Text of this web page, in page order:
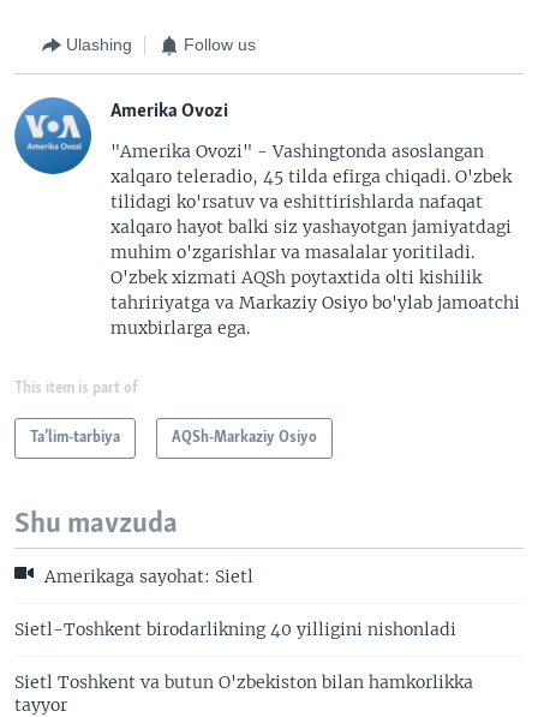
Ulashing Follow us
Amerika Ovozi
"Amerika Ovozi" - Vashingtonda asoslangan
xalqaro teleradio, 45 tilda efirga chiqadi. O'zbek
tilidagi ko'rsatuv va eshittirishlarda nafaqat
xalqaro hayot balki siz yashayotgan jamiyatdagi
muhim o'zgarishlar va masalalar yoritiladi.
O'zbek xizmati AQSh poytaxtida olti kishilik
tahririyatga va Markaziy Osiyo bo'ylab jamoatchi
muxbirlarga ega.
This item is part of
Ta’lim-tarbiya AQSh-Markaziy Osiyo
Shu mavzuda
Amerikaga sayohat: Sietl
Sietl-Toshkent birodarlikning 40 yilligini nishonladi
Sietl Toshkent va butun O'zbekiston bilan hamkorlikka
tayyor